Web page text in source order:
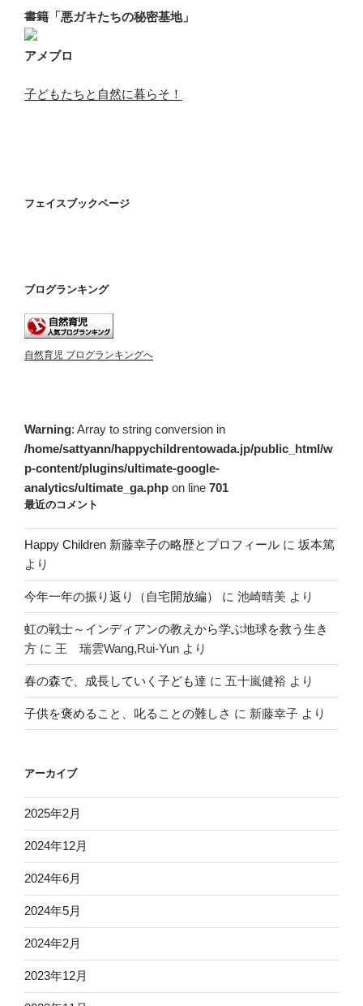
書籍「悪ガキたちの秘密基地」
アメブロ
子どもたちと自然に暮らそ！
フェイスブックページ
ブログランキング
自然育児 ブログランキングへ
Warning: Array to string conversion in
/home/sattyann/happychildrentowada.jp/public_html/w
p-content/plugins/ultimate-google-
analytics/ultimate_ga.php on line 701
最近のコメント
Happy Children 新藤幸子の略歴とプロフィール に 坂本篤
より
今年一年の振り返り（自宅開放編） に 池崎晴美 より
虹の戦士～インディアンの教えから学ぶ地球を救う生き
方 に 王 瑞雲Wang,Rui-Yun より
春の森で、成長していく子ども達 に 五十嵐健裕 より
子供を褒めること、叱ることの難しさ に 新藤幸子 より
アーカイブ
2025年2月
2024年12月
2024年6月
2024年5月
2024年2月
2023年12月